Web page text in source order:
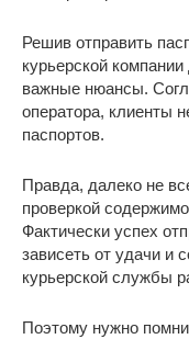
Решив отправить
курьерской
важные нюансы.
оператора, клиенты
паспортов.
Правда, далеко не
проверкой
Фактически успех
зависеть от удачи и
курьерской службы
Поэтому нужно